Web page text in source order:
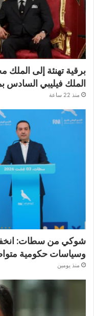
برقية تهنئة إلى
الملك فيليبي السادس
منذ 22 ساعة
شوكي من سطات:
وسياسات حكومية
منذ يومين